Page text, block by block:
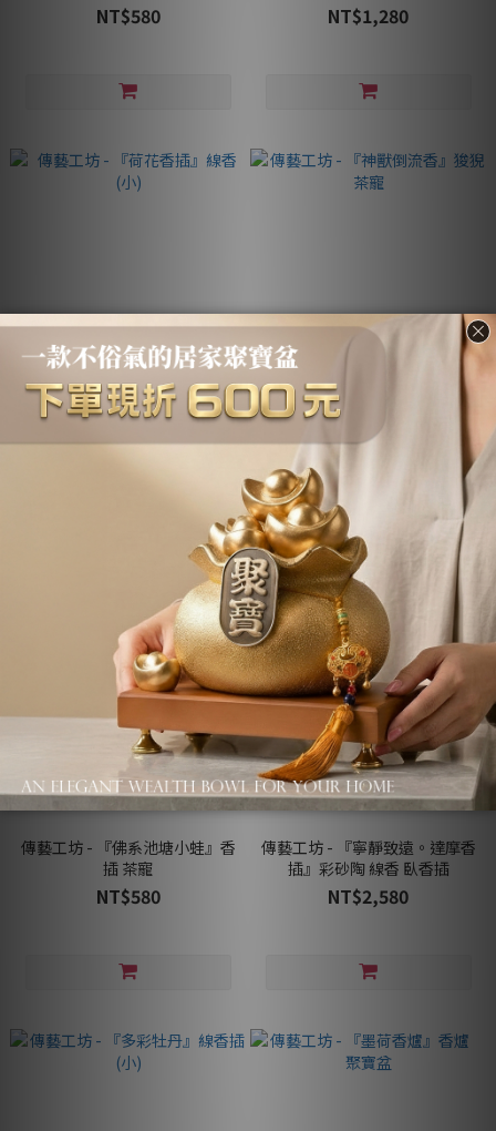
NT$580 NT$1,280
傳藝工坊 - 『荷花香插』線香
傳藝工坊 - 『神獸倒流香』狻猊
茶寵
NT$680
傳藝工坊 - 『佛系池塘小蛙』香
插 茶寵
NT$580
傳藝工坊 - 『寧靜致遠。達摩香
插』彩砂陶 線香 臥香插
NT$2,580